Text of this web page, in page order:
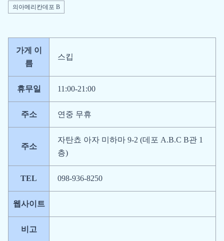
의아메리칸데포 B
가게 이
름
스킵
휴무일 11:00-21:00
주소 연중 무휴
주소
자탄쵸 아자 미하마 9-2 (데포 A.B.C B관 1
층)
TEL 098-936-8250
웹사이트
비고